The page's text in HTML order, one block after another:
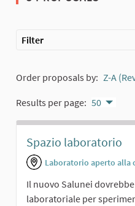
Filter
Order proposals by: Z-A
Results per page: 50
Spazio laboratorio
Laboratorio aperto alla
Il nuovo Salunei
laboratoriale per